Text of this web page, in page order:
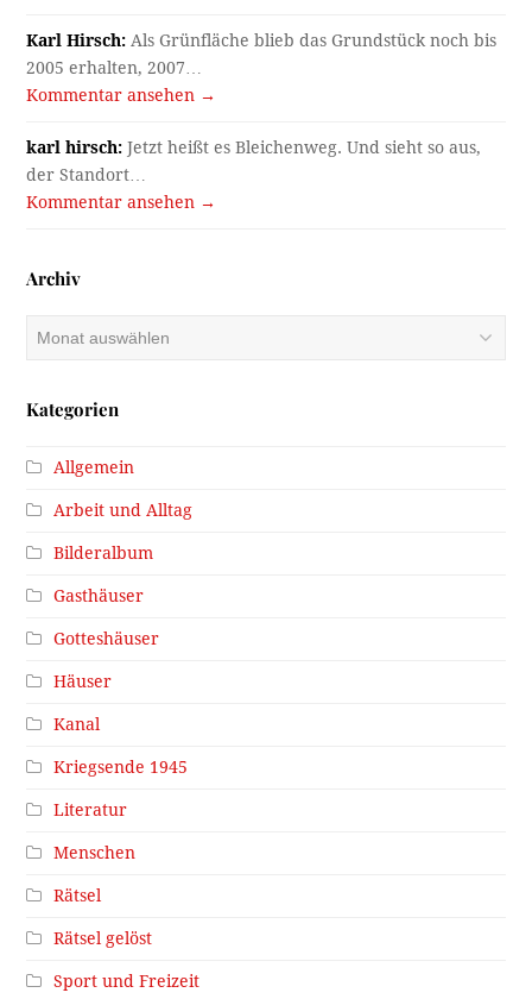
Karl Hirsch: Als Grünfläche blieb das Grundstück noch bis
2005 erhalten, 2007…
Kommentar ansehen →
karl hirsch: Jetzt heißt es Bleichenweg. Und sieht so aus,
der Standort…
Kommentar ansehen →
Archiv
Kategorien
Allgemein
Arbeit und Alltag
Bilderalbum
Gasthäuser
Gotteshäuser
Häuser
Kanal
Kriegsende 1945
Literatur
Menschen
Rätsel
Rätsel gelöst
Sport und Freizeit